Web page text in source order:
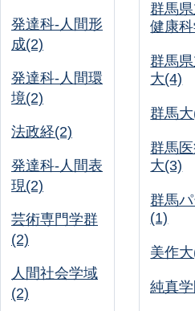
発達科-人間形
成(2)
発達科-人間環
境(2)
法政経(2)
発達科-人間表
現(2)
芸術専門学群
(2)
人間社会学域
(2)
群馬
健康
群馬
大(4)
群馬
群馬
大(3)
群馬
(1)
美作
純真